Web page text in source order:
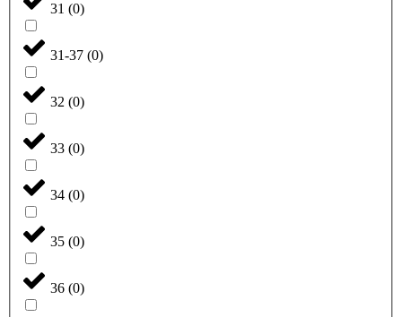
31 (0)
31-37 (0)
32 (0)
33 (0)
34 (0)
35 (0)
36 (0)